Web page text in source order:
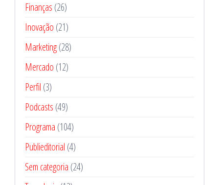
Finanças (26)
Inovação (21)
Marketing(28)
Mercado (12)
Perfil (3)
Podcasts (49)
Programa (104)
Publieditorial (4)
Sem categoria (24)